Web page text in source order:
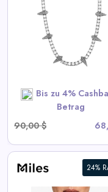
Bis zu 4%
Betrag
90,00 $
6mm Iced Out Star Tennis
Kette
View All Miles
SHOP NOW
24%